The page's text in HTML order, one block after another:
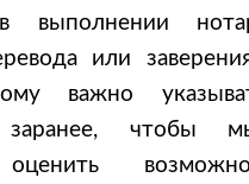
выполнении
или
важно
заранее, чтобы
оценить